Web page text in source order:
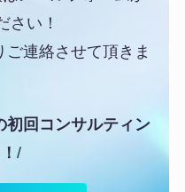
さい！
連絡させて頂きま
初回コンサルティン
/